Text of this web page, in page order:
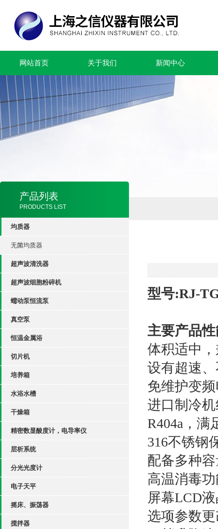
网站首页 关于我们 新闻中心
产品列表
PRODUCTS LIST
均质器
无菌均质器
超声波清洗器
超声波细胞粉碎机
蠕动泵恒流泵
真空泵
恒温金属浴
切片机
培养箱
水浴水槽
干燥箱
精密数显酸度计，电导率仪
层析系统
分光光度计
电子天平
摇床、振荡器
搅拌器
型号:RJ-
主要产品
体积适中
设有超速
免维护变
进口制冷
R404a，满
316不锈钢
配备多种
高温消毒
屏幕LCD
选项参数